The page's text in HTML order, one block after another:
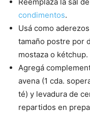
condimentos.
Usá como
tamaño postre por
mostaza o kétchup.
Agregá
avena (1 cda.
té) y levadura de
repartidos en